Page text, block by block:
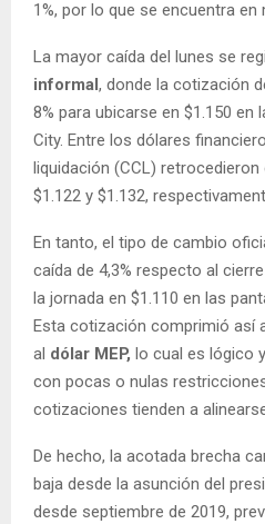
1%, por lo que se encuentra
La mayor caída del lunes se
informal , donde la cotización
8% para ubicarse en $1.150
City. Entre los dólares
liquidación (CCL)
$1.122 y $1.132,
En tanto, el tipo de cambio
caída de 4,3% respecto al
la jornada en $1.110 en las
Esta cotización comprimió así
al dólar MEP, lo cual es lógico
con pocas o nulas
cotizaciones tienden a
De hecho, la acotada brecha
baja desde la asunción del
desde septiembre de 2019,